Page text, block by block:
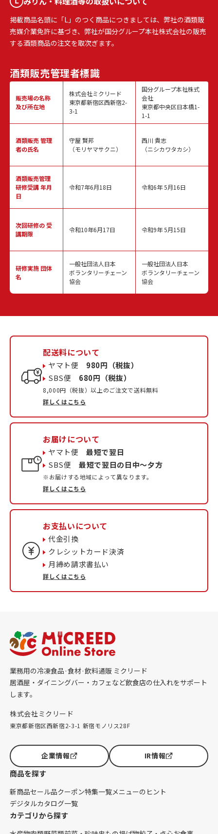
掲載商品名頭に「L」のつく商品につきましては、弊社の酒類販
売媒介業免許に基づき、弊社が国分グループ本社株式会社の販売
する酒類商品の注文を取次ぎます。
酒類販売管理者標識
販売場の名称
及び所在地
酒類販売管理
者の氏名
酒類販売管理
研修受講 年月
日
次回研修の受
講期限
研修実施 団体
名
株式会社ミクリード
東京都新宿区西新宿2-
3-1
守屋 賢邦
（モリヤマサクニ）
令和7年6月18日
令和10年6月17日
一般社団法人日本
ボランタリーチェーン
協会
国分グループ本社株式
会社
東京都中央区日本橋1-
1-1
西川 貴志
（ニシカワタカシ）
令和6年 5月16日
令和9年 5月15日
一般社団法人日本
ボランタリーチェーン
協会
配送料について
ヤマト便 980円（税抜）
SBS便 680円（税抜）
8,000円（税抜）以上のご注文で送料無料
詳しくはこちら
お届けについて
ヤマト便最短で翌日
SBS便最短で翌日の日中〜夕方
※お届けする地域によって異なります。
詳しくはこちら
お支払いについて
代金引換
クレシットカード決済
月締め請求書払い
詳しくはこちら
業務用の冷凍食品·食材·飲料通販 ミクリード
居酒屋・ダイニングバー・カフェなど飲食店の仕入れをサポート
します。
株式会社ミクリード
東京都新宿区西新宿2-3-1 新宿モノリス28F
企業情報 IR情報
商品を探す
新商品セール品クーポン特集一覧メニューのヒント
デジタルカタログ一覧
カテゴリから探す